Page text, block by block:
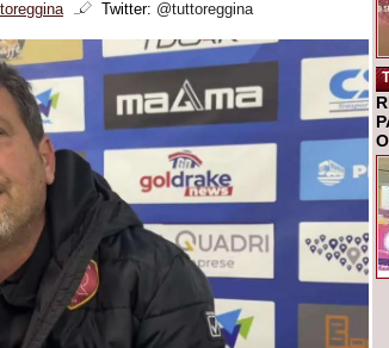
Twitter: @tuttoreggina